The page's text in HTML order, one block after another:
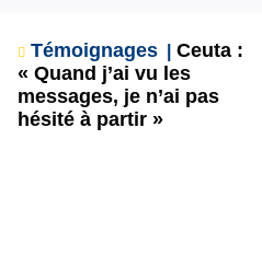
Témoignages
Ceuta :
« Quand j’ai vu les
messages, je n’ai pas
hésité à partir »